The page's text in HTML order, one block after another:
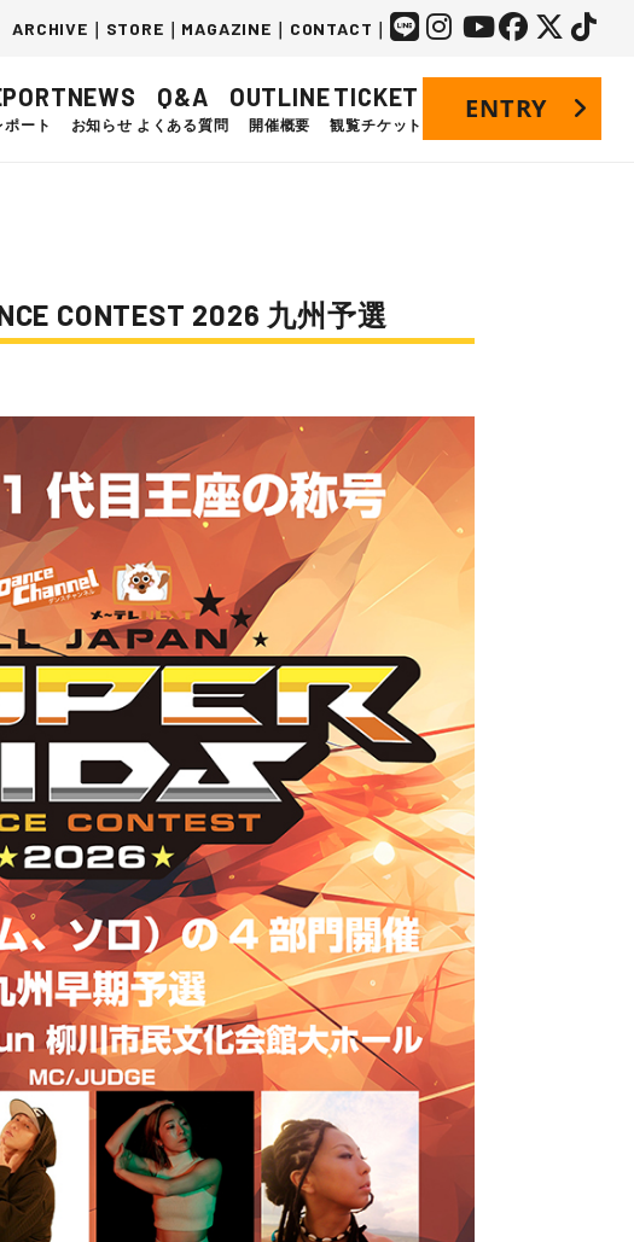
ARCHIVE ｜ STORE ｜ MAGAZINE ｜ CONTACT ｜
ポート
NEWS
お知らせ
Q&A
よくある質問
OUTLINE
開催概要
TICKET
観覧チケット
ENTRY
CONTEST 2026 九州予選